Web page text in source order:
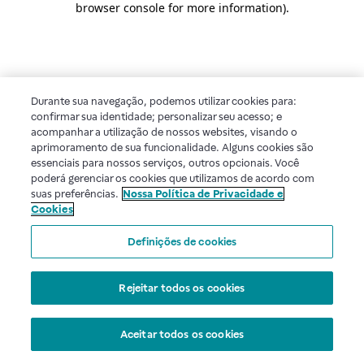
browser console for more information).
Durante sua navegação, podemos utilizar cookies para:
confirmar sua identidade; personalizar seu acesso; e
acompanhar a utilização de nossos websites, visando o
aprimoramento de sua funcionalidade. Alguns cookies são
essenciais para nossos serviços, outros opcionais. Você
poderá gerenciar os cookies que utilizamos de acordo com
suas preferências. Nossa Política de Privacidade e
Cookies
Definições de cookies
Rejeitar todos os cookies
Aceitar todos os cookies